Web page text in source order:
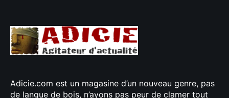
Adicie.com est un magasine d’un nouveau genre, pas
de langue de bois, n’ayons pas peur de clamer tout